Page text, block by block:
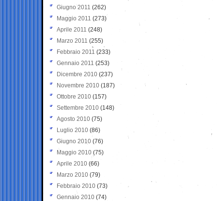
Giugno 2011 (262)
Maggio 2011 (273)
Aprile 2011 (248)
Marzo 2011 (255)
Febbraio 2011 (233)
Gennaio 2011 (253)
Dicembre 2010 (237)
Novembre 2010 (187)
Ottobre 2010 (157)
Settembre 2010 (148)
Agosto 2010 (75)
Luglio 2010 (86)
Giugno 2010 (76)
Maggio 2010 (75)
Aprile 2010 (66)
Marzo 2010 (79)
Febbraio 2010 (73)
Gennaio 2010 (74)